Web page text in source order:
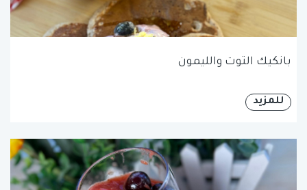
بانكيك التوت والليمون
للمزيد